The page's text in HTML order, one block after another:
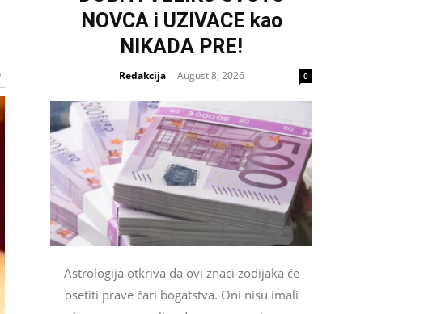
NOVCA i UZIVACE kao
NIKADA PRE!
Redakcija - August 8, 2026 0
Astrologija otkriva da ovi znaci zodijaka će
osetiti prave čari bogatstva. Oni nisu imali